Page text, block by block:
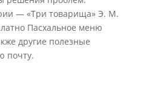
— «Три товарища» Э. М.
Пасхальное меню
другие полезные
почту.